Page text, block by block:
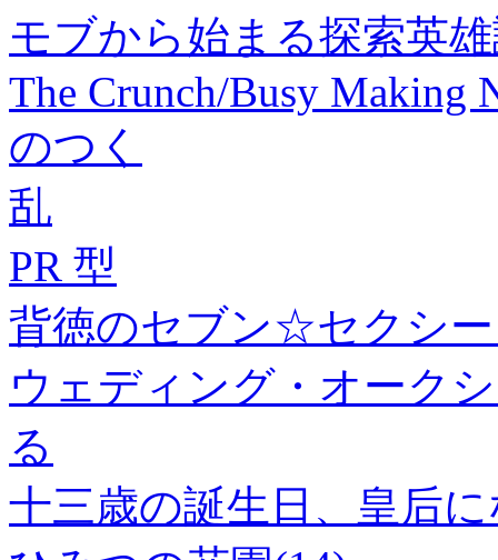
モブから始まる探索英
The Crunch/Busy Making
のつく
乱
PR 型
背徳のセブン☆セクシー
ウェディング・オーク
る
十三歳の誕生日、皇后